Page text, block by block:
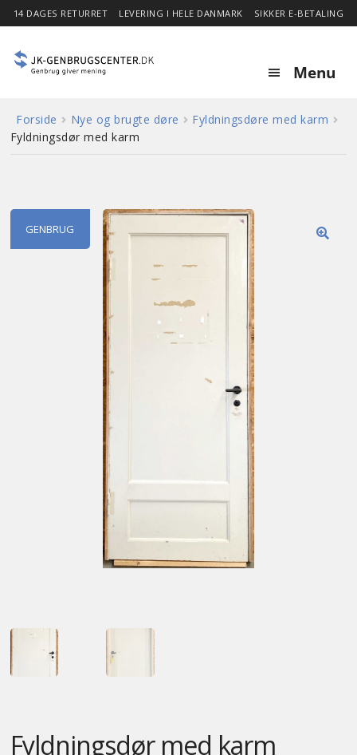
14 DAGES RETURRET LEVERING I HELE DANMARK SIKKER E-BETALING
Menu
Forside
Stor besparelse
Forside Nye og brugte døre
Fyldningsdøre med karm
Fyldningsdør med karm
GENBRUG
Fyldningsdør med karm